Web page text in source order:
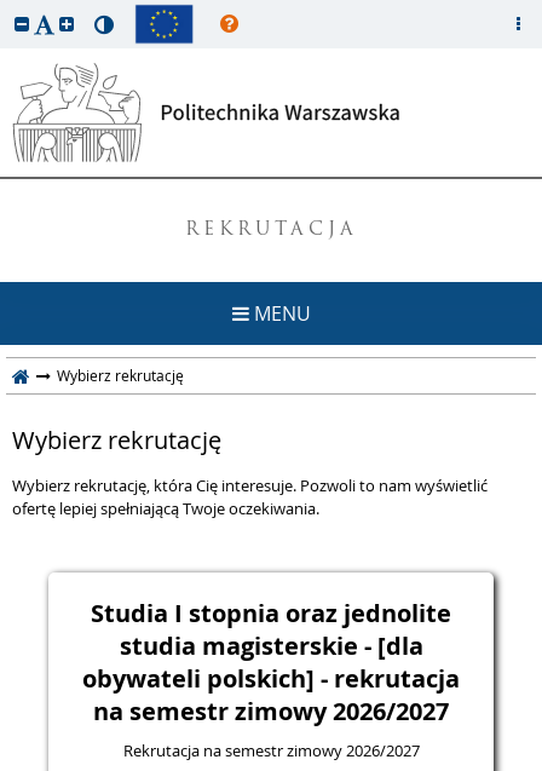
REKRUTACJA
MENU
Wybierz rekrutację
Wybierz rekrutację
Wybierz rekrutację, która Cię interesuje. Pozwoli to nam wyświetlić
ofertę lepiej spełniającą Twoje oczekiwania.
Studia I stopnia oraz jednolite
studia magisterskie - [dla
obywateli polskich] - rekrutacja
na semestr zimowy 2026/2027
Rekrutacja na semestr zimowy 2026/2027